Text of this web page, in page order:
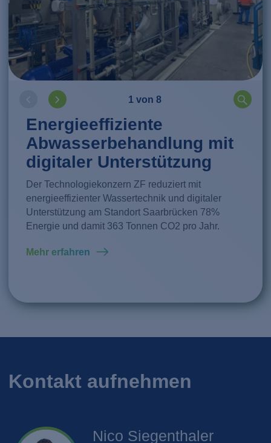
Energieeffiziente
Abwasserbehandlung mit
digitaler Unterstützung
Der Technologiekonzern ZF reduziert mit
energieeffizienter Wassertechnik und digitaler
Unterstützung am Standort Saarbrücken 78%
Energie und damit 363 Tonnen CO2 pro Jahr.
Mehr erfahren
Mehr erfahren
Mehr erfahren
Mehr erfahren
1 von 8
Kontakt aufnehmen
Nico Siegenthaler